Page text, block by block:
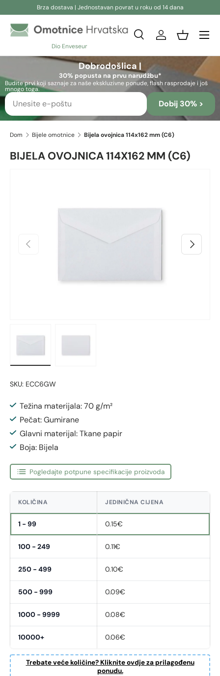
Brza dostava | Jednostavan povrat u roku od 14 dana
Dio Enveseur
Pretraživanje
Pretraživanje
Pretraživanje
PrijavaKošara
Dobrodošlica |
30% popusta na prvu narudžbu*
Budite prvi koji saznaje za naše ekskluzivne ponude, flash rasprodaje i još
mnogo toga.
Dobij 30% >
Dom Bijele omotnice Bijela ovojnica 114x162 mm (C6)
BIJELA OVOJNICA 114X162 MM (C6)
Prethodno Sljedeći
SKU: ECC6GW
Težina materijala: 70 g/m²
Pečat: Gumirane
Glavni materijal: Tkane papir
Boja: Bijela
Pogledajte potpune specifikacije proizvoda
KOLIČINA JEDINIČNA CIJENA
1 - 99 0.15€
100 - 249 0.11€
250 - 499 0.10€
500 - 999 0.09€
1000 - 9999 0.08€
10000+ 0.06€
Trebate veće količine? Kliknite ovdje za prilagođenu
ponudu.